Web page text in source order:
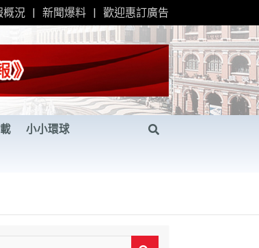
概況 新聞爆料 歡迎惠訂廣告
小小環球